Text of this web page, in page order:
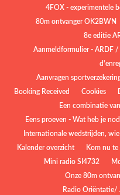
4FOX - experimentele
80m ontvanger OK2BWN
8e editie
Aanmeldformulier - ARDF
Aanvragen
Booking Received
Cookies
Een combinatie
Eens proeven - Wat heb je
Internationale wedstrijden,
Kalender overzicht
Kom nu
Mini radio SI4732
Onze 80m
Radio Oriëntatie/